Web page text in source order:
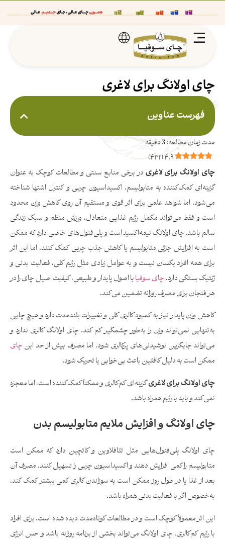
چای اولانگ برای لاغری
فهرست عناوین
۴.۹(۴۳۲)
چای اولانگ برای لاغری در برخی منابع سنتی و مطالعات کوچک به عنوان
گزینه‌ای کمک‌کننده به متابولیسم، اکسیداسیون چربی و کنترل اشتها شناخته
می‌شود، اما شواهد علمی برای اثر قوی و مستقیم آن روی کاهش وزن محدود
است و فقط می‌تواند مکمل رژیم غذایی متعادل، ورزش منظم و سبک زندگی
سالم باشد. چای اولانگ نیمه‌اکسید است و پلی‌فنول‌های خاصی دارد که ممکن
است به افزایش جزئی متابولیسم یا کاهش جذب چربی کمک کنند، اما این اثر
برای همه افراد یکسان نیست و به عوامل زیادی مثل رژیم کلی، فعالیت بدنی و
ژنتیک بستگی دارد. چای سوفیابا اصول پایدار و طبیعی، کیفیت اصیل چای را در
هر فنجان برای مصرف روزانه تضمین می‌کند.
کاهش وزن پایدار نیاز به کمبود کالری کلی و تغییرات بلندمدت دارد و هیچ چایی
به‌تنهایی نمی‌تواند وزن را به‌طور چشمگیر کم کند. چای اولانگ کالری ندارد و
می‌تواند جایگزین نوشیدنی‌های پرکالری شود، اما مصرف بیش از حد این چای
ممکن است به دلیل کافئین باعث بی‌خوابی یا تحریک شود.
چای اولانگ برای لاغریگزینه‌ای کم‌کالری و ممکناً کمک‌کننده است، اما معجزه
نمی‌کند و باید با رژیم همراه باشد.
چای اولانگ و افزایش ملایم متابولیسم بدن
چای اولانگ پلی‌فنول‌هایی مثل تئافلاوین و کاتچین دارد که ممکن است
متابولیسم را کمی افزایش دهند و اکسیداسیون چربی را تسهیل کنند. مصرف آن
بعد از غذا یا در طول روز ممکن است به سوزاندن کالری کمی بیشتر کمک کند،
به‌خصوص اگر با فعالیت بدنی همراه باشد.
این اثر معمولاً کوچک است و در مطالعات کوتاه‌مدت دیده شده است. برای افراد
با رژیم کم‌کالری، چای اولانگ می‌تواند بخشی از برنامه روزانه باشد و حس انرژی